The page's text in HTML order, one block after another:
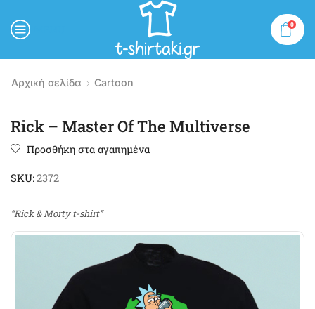
0
Αρχική σελίδα Cartoon
Rick – Master Of The Multiverse
Προσθήκη στα αγαπημένα
SKU:2372
“Rick & Morty t-shirt”